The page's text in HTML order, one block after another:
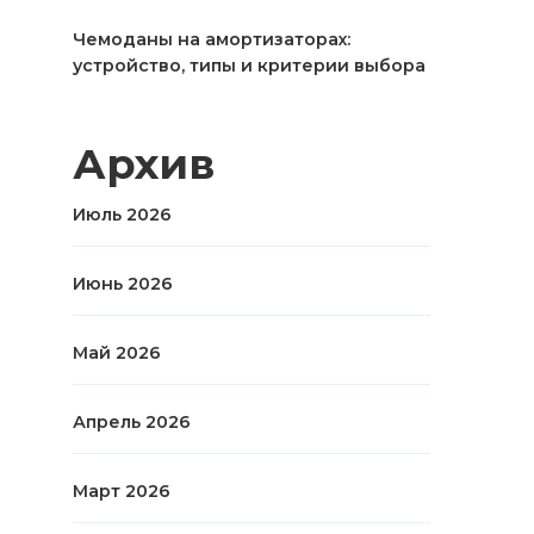
Чемоданы на амортизаторах:
устройство, типы и критерии выбора
Архив
Июль 2026
Июнь 2026
Май 2026
Апрель 2026
Март 2026